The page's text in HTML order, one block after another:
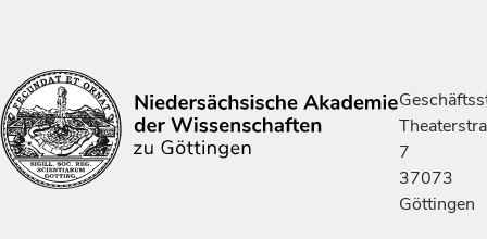
7
37073
Göttingen